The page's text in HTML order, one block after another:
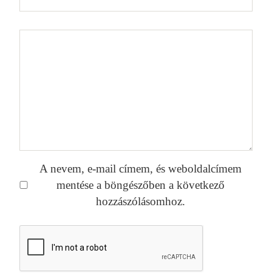
A nevem, e-mail címem, és weboldalcímem
mentése a böngészőben a következő
hozzászólásomhoz.